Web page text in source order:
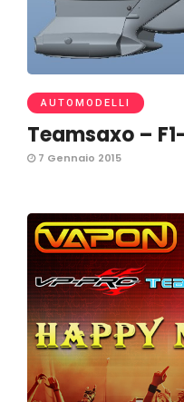
AUTOMODELLI
Teamsaxo –
7 Gennaio 2015